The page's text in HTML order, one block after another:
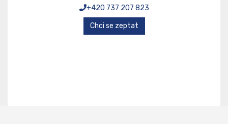
+420 737 207 823
Chci se zeptat